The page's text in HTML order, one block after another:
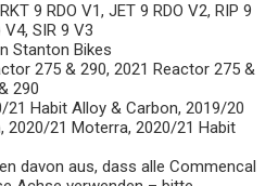
9 RDO V1, JET 9 RDO V2, RIP 9
SIR 9 V3
Stanton Bikes
275 & 290, 2021 Reactor 275 &
290
21 Habit Alloy & Carbon, 2019/20
2020/21 Moterra, 2020/21 Habit
davon aus, dass alle Commencal